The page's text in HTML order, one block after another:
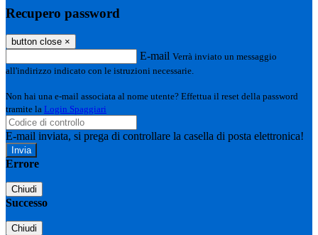
Recupero password
button close ×
E-mail Verrà inviato un messaggio
all'indirizzo indicato con le istruzioni necessarie.
Non hai una e-mail associata al nome utente? Effettua il reset della password
tramite la Login Spaggiari
E-mail inviata, si prega di controllare la casella di posta elettronica!
Errore
Chiudi
Successo
Chiudi